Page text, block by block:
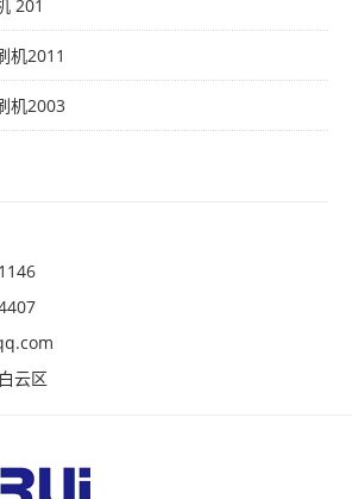
201
机2011
机2003
云区